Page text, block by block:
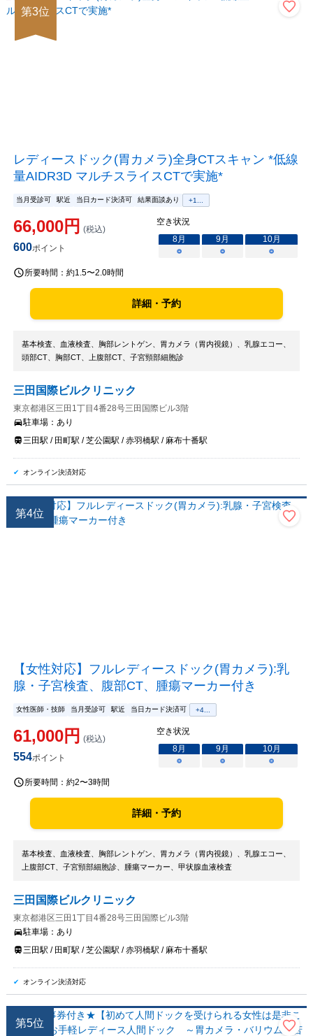
第3位
レディースドック(胃カメラ)全身CTスキャン *低線
量AIDR3D マルチスライスCTで実施*
当月受診可 駅近 当日カード決済可 結果面談あり +1...
66,000円 (税込)
600ポイント
空き状況
8月 9月 10月
○
○ ○
所要時間： 約1.5〜2.0時間
詳細・予約
基本検査、血液検査、胸部レントゲン、胃カメラ（胃内視鏡）、乳腺エコー、
頭部CT、胸部CT、上腹部CT、子宮頸部細胞診
三田国際ビルクリニック
東京都港区三田1丁目4番28号三田国際ビル3階
駐車場： あり
三田駅 / 田町駅 / 芝公園駅 / 赤羽橋駅 / 麻布十番駅
オンライン決済対応
第4位
【女性対応】フルレディースドック(胃カメラ):乳
腺・子宮検査、腹部CT、腫瘍マーカー付き
女性医師・技師 当月受診可 駅近 当日カード決済可 +4...
61,000円 (税込)
554ポイント
空き状況
8月 9月 10月
○
○ ○
所要時間： 約2〜3時間
詳細・予約
基本検査、血液検査、胸部レントゲン、胃カメラ（胃内視鏡）、乳腺エコー、
上腹部CT、子宮頸部細胞診、腫瘍マーカー、甲状腺血液検査
三田国際ビルクリニック
東京都港区三田1丁目4番28号三田国際ビル3階
駐車場： あり
三田駅 / 田町駅 / 芝公園駅 / 赤羽橋駅 / 麻布十番駅
オンライン決済対応
第5位